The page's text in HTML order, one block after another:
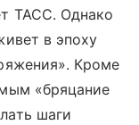
ТАСС. Однако
в эпоху
Кроме
«бряцание
шаги